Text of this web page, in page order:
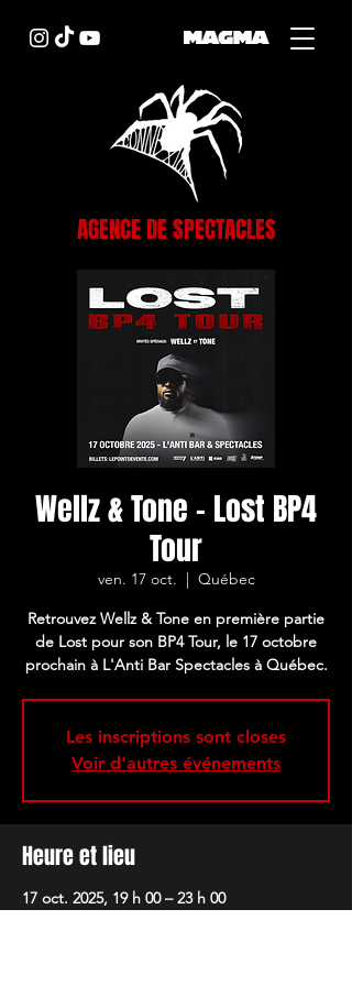
AGENCE DE SPECTACLES
Wellz & Tone - Lost BP4
Tour
ven. 17 oct.
  |
Québec
Retrouvez Wellz & Tone en première partie
de Lost pour son BP4 Tour, le 17 octobre
prochain à L'Anti Bar Spectacles à Québec.
Les inscriptions sont closes
Voir d'autres événements
Heure et lieu
17 oct. 2025, 19 h 00 – 23 h 00